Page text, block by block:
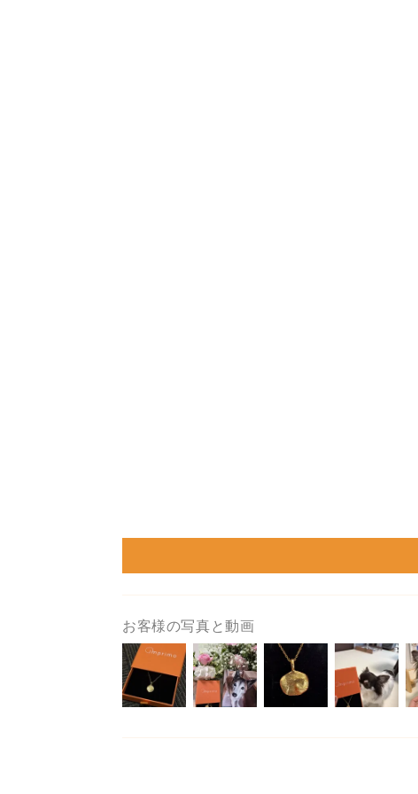
お客様の写真と動画